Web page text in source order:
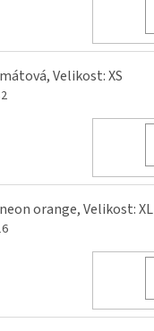
Velikost: XS
orange, Velikost: XL